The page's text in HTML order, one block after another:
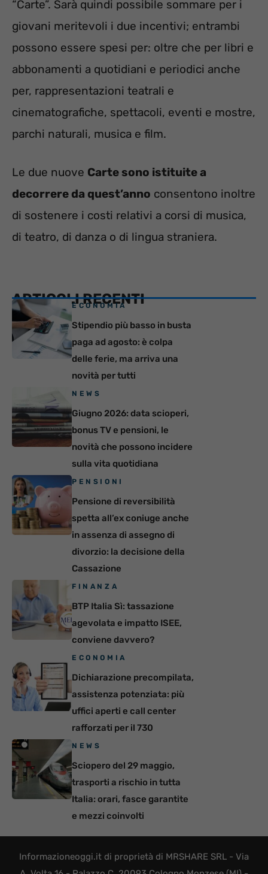
“Carte”. Sarà quindi possibile sommare per i
giovani meritevoli i due incentivi; entrambi
possono essere spesi per: oltre che per libri e
abbonamenti a quotidiani e periodici anche
per, rappresentazioni teatrali e
cinematografiche, spettacoli, eventi e mostre,
parchi naturali, musica e film.
Le due nuove Carte sono istituite a
decorrere da quest’anno consentono inoltre
di sostenere i costi relativi a corsi di musica,
di teatro, di danza o di lingua straniera.
ARTICOLI RECENTI
ECONOMIA
Stipendio più basso in busta
paga ad agosto: è colpa
delle ferie, ma arriva una
novità per tutti
NEWS
Giugno 2026: data scioperi,
bonus TV e pensioni, le
novità che possono incidere
sulla vita quotidiana
PENSIONI
Pensione di reversibilità
spetta all’ex coniuge anche
in assenza di assegno di
divorzio: la decisione della
Cassazione
FINANZA
BTP Italia Sì: tassazione
agevolata e impatto ISEE,
conviene davvero?
ECONOMIA
Dichiarazione precompilata,
assistenza potenziata: più
uffici aperti e call center
rafforzati per il 730
NEWS
Sciopero del 29 maggio,
trasporti a rischio in tutta
Italia: orari, fasce garantite
e mezzi coinvolti
Informazioneoggi.it di proprietà di MRSHARE SRL - Via